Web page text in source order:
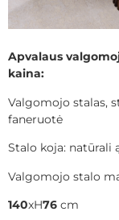
Apvalaus
kaina:
Valgomojo stalas,
faneruotė
Stalo koja: natūrali
Valgomojo stalo
140xH76 cm